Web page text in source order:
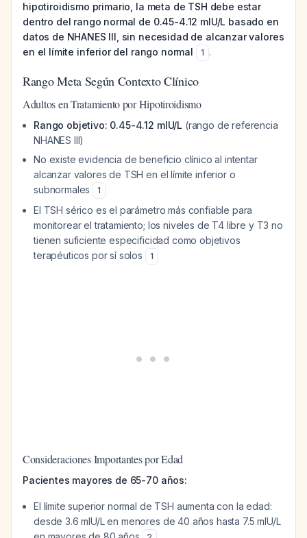
hipotiroidismo primario, la meta de TSH debe estar
dentro del rango normal de 0.45-4.12 mIU/L basado en
datos de NHANES III, sin necesidad de alcanzar valores
en el límite inferior del rango normal
1 .
Rango Meta Según Contexto Clínico
Adultos en Tratamiento por Hipotiroidismo
Rango objetivo: 0.45-4.12 mIU/L (rango de referencia
NHANES III)
No existe evidencia de beneficio clínico al intentar
alcanzar valores de TSH en el límite inferior o
subnormales
1
El TSH sérico es el parámetro más confiable para
monitorear el tratamiento; los niveles de T4 libre y T3 no
tienen suficiente especificidad como objetivos
terapéuticos por sí solos
1
Consideraciones Importantes por Edad
Pacientes mayores de 65-70 años:
El límite superior normal de TSH aumenta con la edad:
desde 3.6 mIU/L en menores de 40 años hasta 7.5 mIU/L